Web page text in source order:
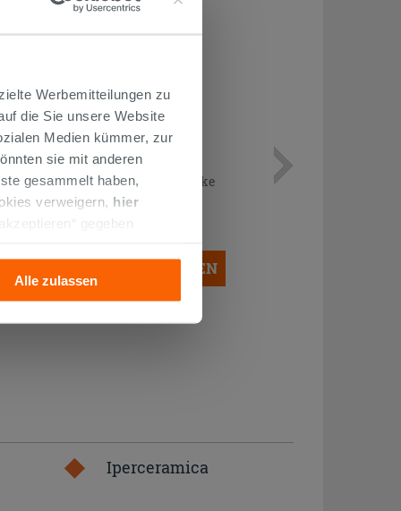
Werbemitteilungen zu
die Sie unsere Website
Medien kümmer, zur
sie mit anderen
gesammelt haben,
verweigern, hier
gegeben
Alle zulassen
Wc Unterputzspülkasten Ideal
Standard Prosys Mauerwerk Stärke
80 mm Für Stand-WC
183,90 €
IN DEN WARENKORB LEGEN
Iperceramica